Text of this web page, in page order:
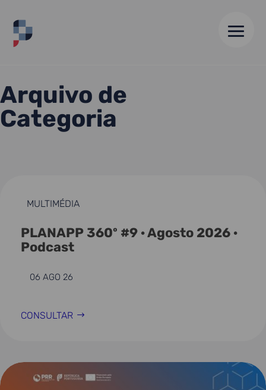
HOME
Arquivo de
Categoria
MULTIMÉDIA
PLANAPP 360º #9 · Agosto 2026 ·
Podcast
06 AGO 26
CONSULTAR